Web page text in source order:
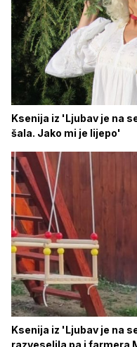
Ksenija iz 'Ljubav je na
šala. Jako mi je lijepo'
Ksenija iz 'Ljubav je na
razveselila pa i farmera